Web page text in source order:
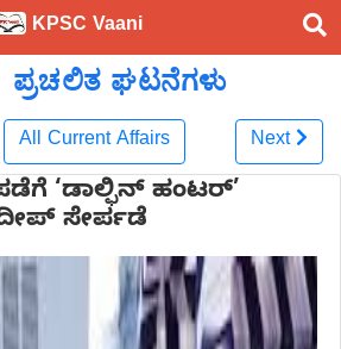
KPSC Vaani
ಪ್ರಚಲಿತ ಘಟನೆಗಳು
All Current Affairs Next
‘ಡಾಲ್ಫಿನ್ ಹಂಟರ್’
ಸೇರ್ಪಡೆ